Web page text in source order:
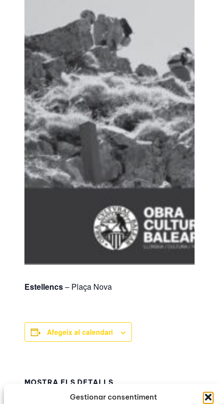
Gestionar consentiment
Estellencs– Plaça Nova
Afegeix al calendari
MOSTRA ELS DETALLS